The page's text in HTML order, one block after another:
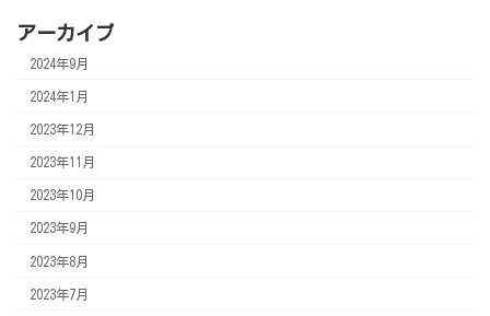
アーカイブ
2024年9月
2024年1月
2023年12月
2023年11月
2023年10月
2023年9月
2023年8月
2023年7月